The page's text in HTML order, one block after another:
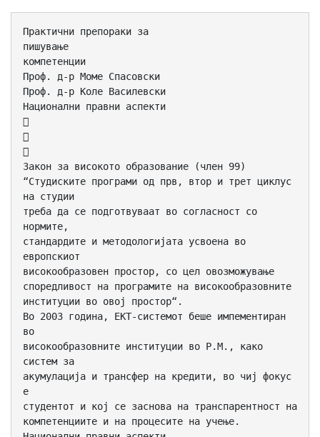
Практични препораки за
пишување
компетенции
Проф. д-р Моме Спасовски
Проф. д-р Коле Василевски
Национални правни аспекти



Закон за високото образование (член 99)
“Студиските програми од прв, втор и трет циклус
на студии
треба да се подготвуваат во согласност со
нормите,
стандардите и методологијата усвоена во
европскиот
високообразовен простор, со цел овозможување
споредливост на програмите на високообразовните
институции во овој простор“.
Во 2003 година, ЕКТ-системот беше импементиран
во
високообразовните институции во Р.М., како
систем за
акумулација и трансфер на кредити, во чиј фокус
е
студентот и кој се заснова на транспарентност на
компетенциите и на процесите на учење.